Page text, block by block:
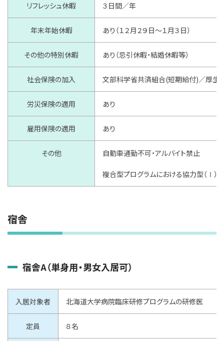
リフレッシュ休暇 ３日間／年
年末年始休暇 あり（１２月２９日～１月３日）
その他の特別休暇 あり（忌引休暇・結婚休暇等）
社会保険の加入 文部科学省共済組合(短期給付)／厚生
労災保険の適用 あり
雇用保険の適用 あり
その他 自動車通勤不可・アルバイト禁止
複合型プログラムにおける協力型（Ⅰ）
宿舎
宿舎A（単身用・男女入居可）
入居対象者 北海道大学病院臨床研修プログラムの研修医
定員 ８名